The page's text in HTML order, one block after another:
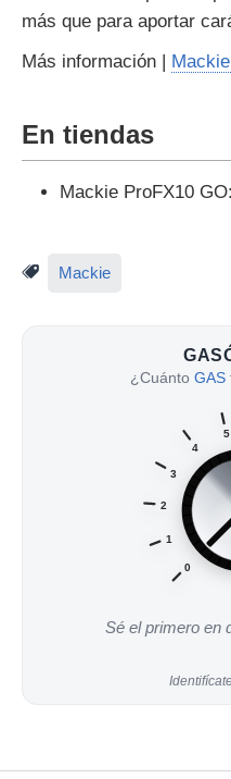
más que para aportar
Más información |
En tiendas
Mackie ProFX10 GO:
Mackie
¿Cuánto GAS
0
1
2
3
4
5
Sé el primero en